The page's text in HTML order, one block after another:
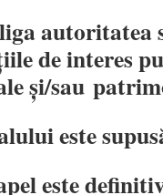
de interes
şi/sau
este
este